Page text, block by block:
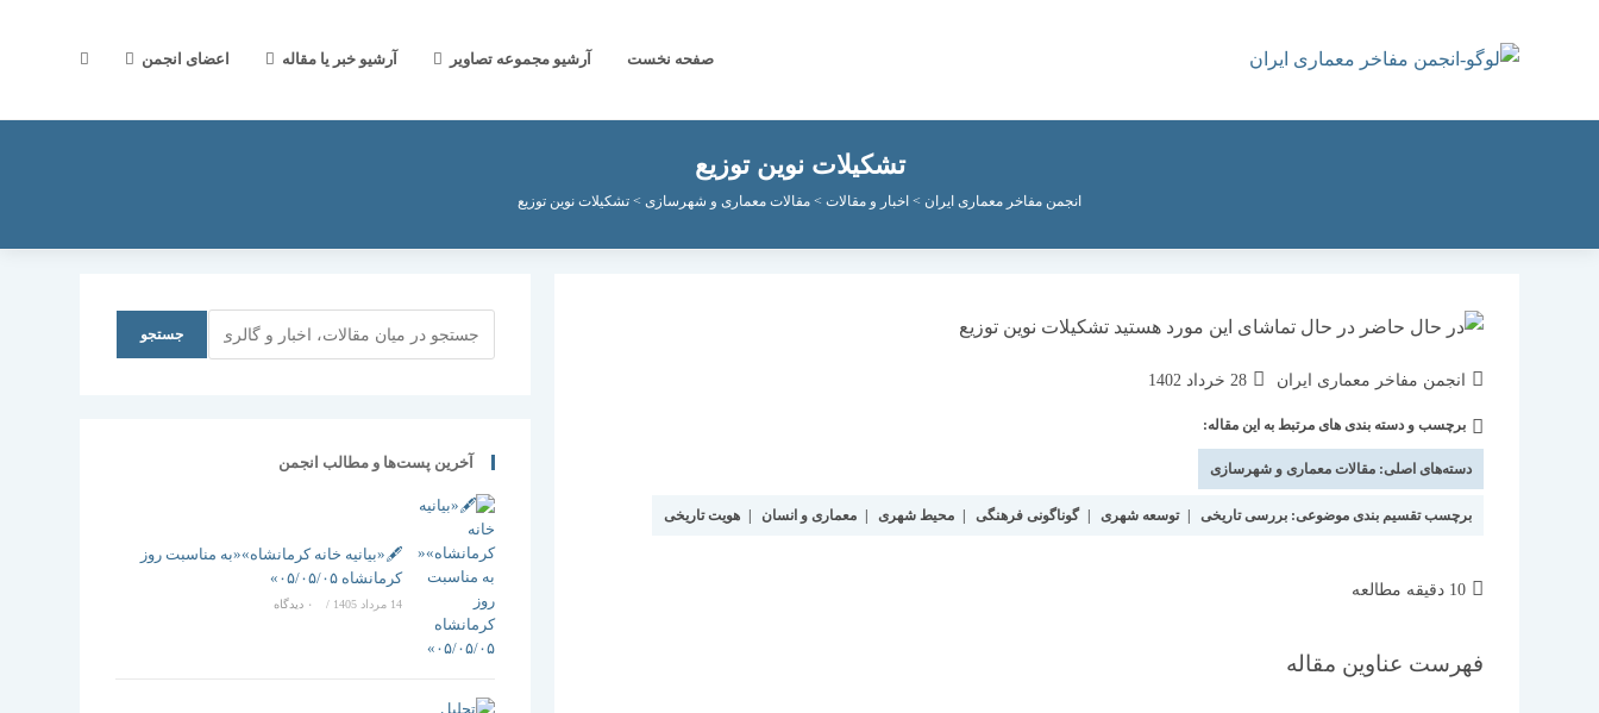
صفحه نخست آرشیو مجموعه تصاویر آرشیو خبر یا مقاله اعضای انجمن جستجوی
تشکیلات نوین توزیع
انجمن مفاخر معماری ایران > اخبار و مقالات > مقالات معماری و شهرسازی > تشکیلات نوین توزیع
نویسندهٔ
انجمن مفاخر معماری ایران
نوشته
شده
است:
28 خرداد 1402
دسته‌
نوشته:
برچسب و دسته بندی های مرتبط به این مقاله:
دسته‌های اصلی:مقالات معماری و شهرسازی
برچسب تقسیم بندی موضوعی:بررسی تاریخی توسعه شهری گوناگونی فرهنگی محیط شهری معماری و انسان هویت تاریخی
زمان
10 دقیقه مطالعه
فهرست عناوین مقاله
جستجو
آخرین پست‌ها و مطالب انجمن
🖋️«بیانیه خانه کرمانشاه»«به مناسبت روز
کرمانشاه ۰۵/۰۵/۰۵»
14 مرداد 1405 / ۰ دیدگاه